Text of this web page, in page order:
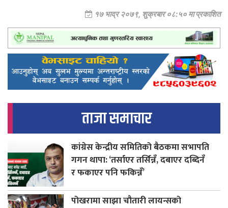
१७ भाद्र २०७९, शुक्रबार ०८:५० मा प्रकाशित
ताजा समाचार
कांग्रेस केन्द्रीय समितिको बैठकमा सभापति
गगन थापा: ‘तर्साएर तर्सिन्नँ, दबाएर दब्दिनँ
र फकाएर पनि फकिन्नँ’
पोखरामा साझा चौतारी लायन्सको